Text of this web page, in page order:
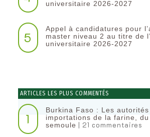
universitaire 2026-2027
5
Appel à candidatures pour
master niveau 2 au titre de
universitaire 2026-2027
ARTICLES LES PLUS COMMENTÉS
1
Burkina Faso : Les
importations de la farine,
semoule | 21 commentaires